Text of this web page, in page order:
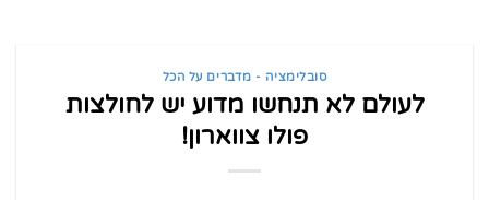
סובלימציה - מדברים על הכל
לעולם לא תנחשו מדוע יש לחולצות
פולו צווארון!